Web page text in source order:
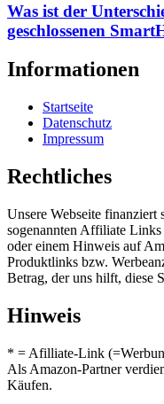
Was ist der
geschlossenen
Informationen
Startseite
Datenschutz
Impressum
Rechtliches
Unsere Webseite finanziert
sogenannten Affiliate
oder einem Hinweis auf
Produktlinks bzw.
Betrag, der uns hilft, diese
Hinweis
* = Afilliate-Link
Als Amazon-Partner
Käufen.